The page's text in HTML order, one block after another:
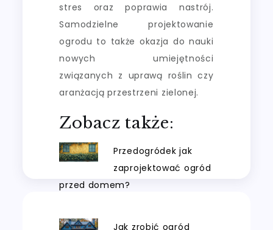
stres oraz poprawia nastrój.
Samodzielne projektowanie
ogrodu to także okazja do nauki
nowych umiejętności
związanych z uprawą roślin czy
aranżacją przestrzeni zielonej.
Zobacz także:
Przedogródek jak
zaprojektować ogród
przed domem?
Jak zrobić ogród